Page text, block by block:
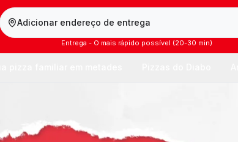
Adicionar endereço de entrega
Entrega - O mais rápido possível (20-30 min)